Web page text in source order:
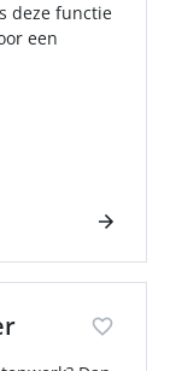
deze functie
een